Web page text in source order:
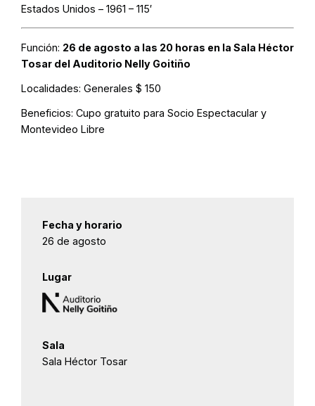
Estados Unidos – 1961 – 115′
Función: 26 de agosto a las 20 horas en la Sala Héctor
Tosar del Auditorio Nelly Goitiño
Localidades: Generales $ 150
Beneficios: Cupo gratuito para Socio Espectacular y
Montevideo Libre
Fecha y horario
26 de agosto
Lugar
Sala
Sala Héctor Tosar